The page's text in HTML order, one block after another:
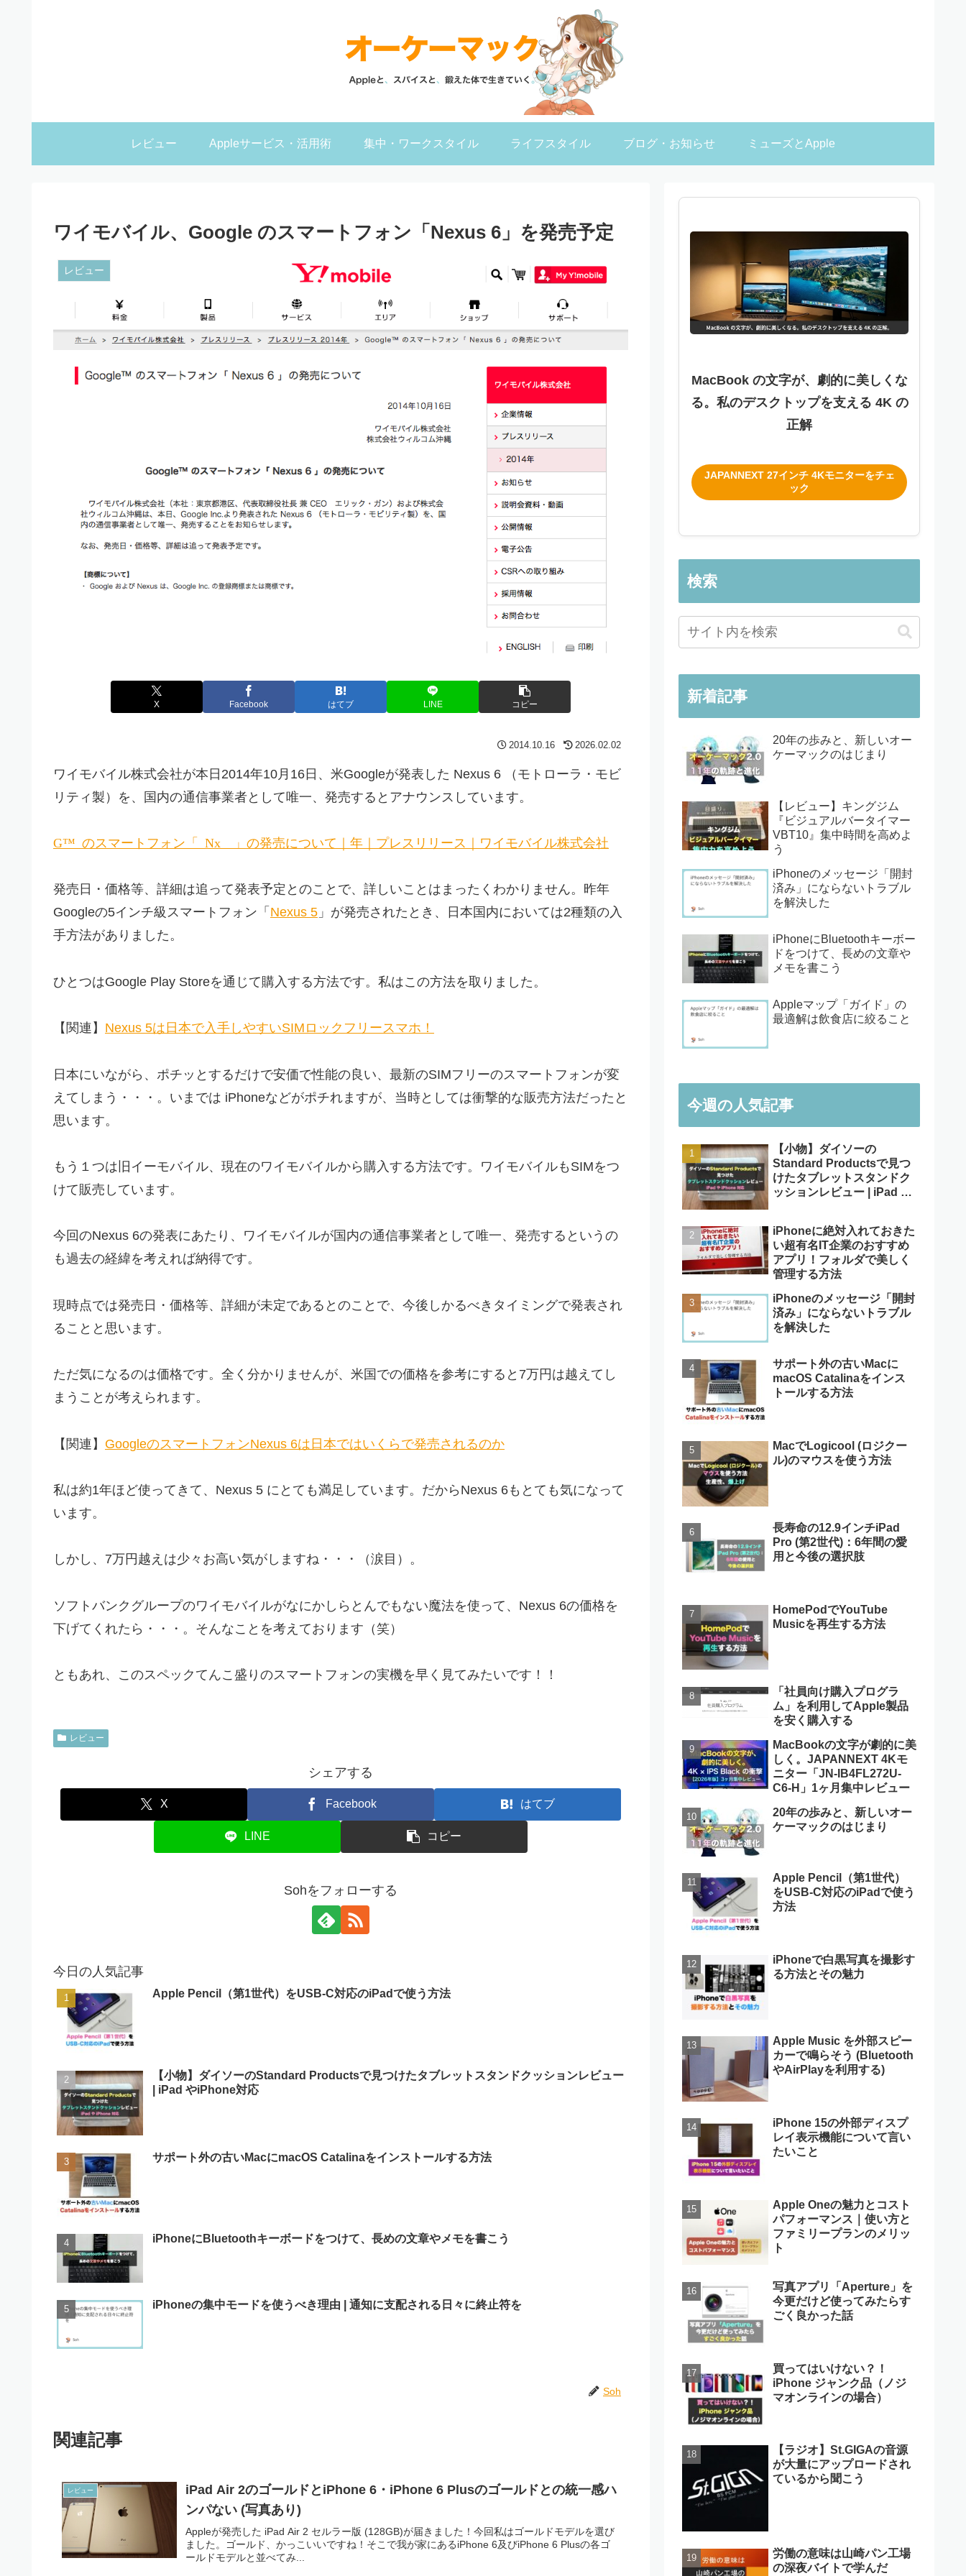
レビュー Appleサービス・活用術 集中・ワークスタイル ライフスタイル ブログ・お知らせ ミューズとApple
ワイモバイル、Google のスマートフォン「Nexus 6」を発売予定
レビュー
X Facebook はてブ LINE コピー
2014.10.16 2026.02.02
ワイモバイル株式会社が本日2014年10月16日、米Googleが発表した Nexus 6 （モトローラ・モビ
リティ製）を、国内の通信事業者として唯一、発売するとアナウンスしています。
Google™ のスマートフォン「 Nexus 6 」の発売について｜2014年｜プレスリリース｜ワイモバイル株式会社
発売日・価格等、詳細は追って発表予定とのことで、詳しいことはまったくわかりません。昨年
Googleの5インチ級スマートフォン「 Nexus 5 」が発売されたとき、日本国内においては2種類の入
手方法がありました。
ひとつはGoogle Play Storeを通じて購入する方法です。私はこの方法を取りました。
【関連】 Nexus 5は日本で入手しやすいSIMロックフリースマホ！
日本にいながら、ポチッとするだけで安価で性能の良い、最新のSIMフリーのスマートフォンが変
えてしまう・・・。いまでは iPhoneなどがポチれますが、当時としては衝撃的な販売方法だったと
思います。
もう１つは旧イーモバイル、現在のワイモバイルから購入する方法です。ワイモバイルもSIMをつ
けて販売しています。
今回のNexus 6の発表にあたり、ワイモバイルが国内の通信事業者として唯一、発売するというの
も過去の経緯を考えれば納得です。
現時点では発売日・価格等、詳細が未定であるとのことで、今後しかるべきタイミングで発表され
ることと思います。
ただ気になるのは価格です。全く分かりませんが、米国での価格を参考にすると7万円は越えてし
まうことが考えられます。
【関連】 GoogleのスマートフォンNexus 6は日本ではいくらで発売されるのか
私は約1年ほど使ってきて、Nexus 5 にとても満足しています。だからNexus 6もとても気になって
います。
しかし、7万円越えは少々お高い気がしますね・・・（涙目）。
ソフトバンクグループのワイモバイルがなにかしらとんでもない魔法を使って、Nexus 6の価格を
下げてくれたら・・・。そんなことを考えております（笑）
ともあれ、このスペックてんこ盛りのスマートフォンの実機を早く見てみたいです！！
レビュー
シェアする
X Facebook はてブ
LINE コピー
Sohをフォローする
今日の人気記事
Apple Pencil（第1世代）をUSB-C対応のiPadで使う方法
【小物】ダイソーのStandard Productsで見つけたタブレットスタンドクッションレビュー
| iPad やiPhone対応
サポート外の古いMacにmacOS Catalinaをインストールする方法
iPhoneにBluetoothキーボードをつけて、長めの文章やメモを書こう
iPhoneの集中モードを使うべき理由 | 通知に支配される日々に終止符を
Soh
関連記事
レビュー
iPad Air 2のゴールドとiPhone 6・iPhone 6 Plusのゴールドとの統一感ハ
ンパない (写真あり)
Appleが発売した iPad Air 2 セルラー版 (128GB)が届きました！今回私はゴールドモデルを選び
ました。ゴールド、かっこいいですね！そこで我が家にあるiPhone 6及びiPhone 6 Plusの各ゴ
ールドモデルと並べてみ...
MacBook の文字が、劇的に美しくな
る。私のデスクトップを支える 4K の
正解
JAPANNEXT 27インチ 4Kモニターをチェ
ック
検索
新着記事
20年の歩みと、新しいオー
ケーマックのはじまり
【レビュー】キングジム
『ビジュアルバータイマー
VBT10』集中時間を高めよ
う
iPhoneのメッセージ「開封
済み」にならないトラブル
を解決した
iPhoneにBluetoothキーボー
ドをつけて、長めの文章や
メモを書こう
Appleマップ「ガイド」の
最適解は飲食店に絞ること
今週の人気記事
【小物】ダイソーの
Standard Productsで見つ
けたタブレットスタンドク
ッションレビュー | iPad や
iPhoneに絶対入れておきた
い超有名IT企業のおすすめ
アプリ！フォルダで美しく
管理する方法
iPhoneのメッセージ「開封
済み」にならないトラブル
を解決した
サポート外の古いMacに
macOS Catalinaをインス
トールする方法
MacでLogicool (ロジクー
ル)のマウスを使う方法
長寿命の12.9インチiPad
Pro (第2世代)：6年間の愛
用と今後の選択肢
HomePodでYouTube
Musicを再生する方法
「社員向け購入プログラ
ム」を利用してApple製品
を安く購入する
MacBookの文字が劇的に美
しく。JAPANNEXT 4Kモ
ニター「JN-IB4FL272U-
C6-H」1ヶ月集中レビュー
20年の歩みと、新しいオー
ケーマックのはじまり
Apple Pencil（第1世代）
をUSB-C対応のiPadで使う
方法
iPhoneで白黒写真を撮影す
る方法とその魅力
Apple Music を外部スピー
カーで鳴らそう (Bluetooth
やAirPlayを利用する)
iPhone 15の外部ディスプ
レイ表示機能について言い
たいこと
Apple Oneの魅力とコスト
パフォーマンス｜使い方と
ファミリープランのメリッ
ト
写真アプリ「Aperture」を
今更だけど使ってみたらす
ごく良かった話
買ってはいけない？！
iPhone ジャンク品（ノジ
マオンラインの場合）
【ラジオ】St.GIGAの音源
が大量にアップロードされ
ているから聞こう
労働の意味は山崎パン工場
の深夜バイトで学んだ